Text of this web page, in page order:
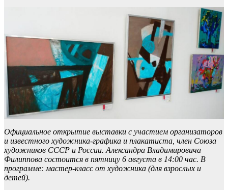
Официальное открытие выставки с участием организаторов
и известного художника-графика и плакатиста, член Союза
художников СССР и России. Александра Владимировича
Филиппова состоится в пятницу 6 августа в 14:00 час. В
программе: мастер-класс от художника (для взрослых и
детей).